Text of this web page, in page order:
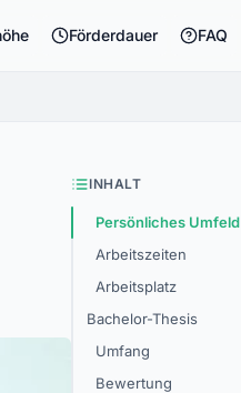
Förderdauer FAQ
INHALT
Persönliches Umfeld
Arbeitszeiten
Arbeitsplatz
Bachelor-Thesis
Umfang
Bewertung